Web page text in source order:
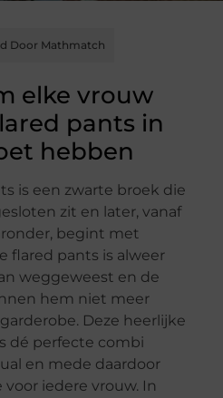
Door Mathmatch
elke vrouw
pants in
hebben
is een zwarte broek die
zit en later, vanaf
begint met
flared pants is alweer
weggeweest en de
hem niet meer
Deze heerlijke
dé perfecte combi
en mede daardoor
iedere vrouw. In